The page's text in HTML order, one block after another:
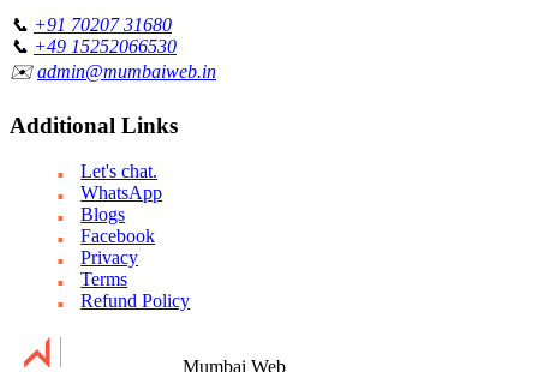
📞 +91 70207 31680
📞 +49 15252066530
✉️admin@mumbaiweb.in
Additional Links
Let's chat.
WhatsApp
Blogs
Facebook
Privacy
Terms
Refund Policy
Mumbai Web